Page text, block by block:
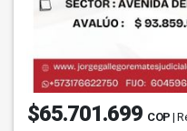
$65.701.699 COP |